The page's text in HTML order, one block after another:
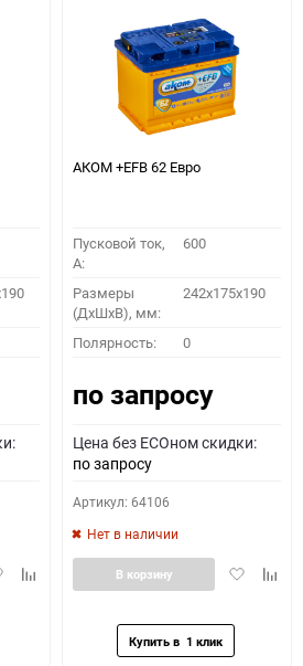
Добавить
АКОМ +EFB 62 Евро
Пусковой ток,
A:
600
Размеры
(ДхШхВ), мм:
242x175x190
Полярность: 0
по запросу
Цена без ECOном скидки:
по запросу
Артикул: 64106
Нет в наличии
Добавить
В корзину